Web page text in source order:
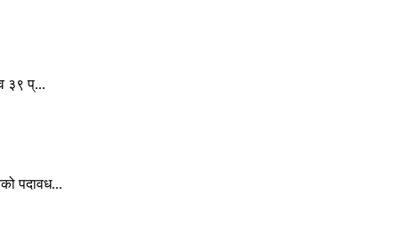
३९ प्...
पदावध...